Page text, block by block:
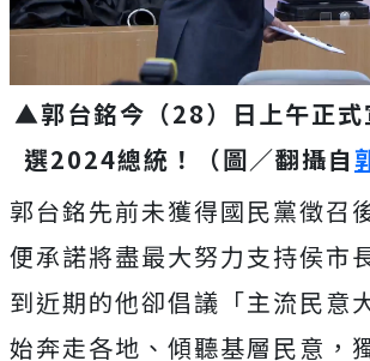
▲郭台銘今（28）日上午正式
選2024總統！（圖／翻攝自
郭台銘先前未獲得國民黨徵召
便承諾將盡最大努力支持侯市
到近期的他卻倡議「主流民意
始奔走各地、傾聽基層民意，